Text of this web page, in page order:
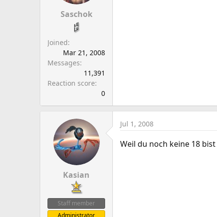
r
e
Saschok
Joined
Mar 21, 2008
Messages
11,391
Reaction score
0
Kasian
Staff member
Administrator
Jul 1, 2008
Weil du noch keine 18 bist